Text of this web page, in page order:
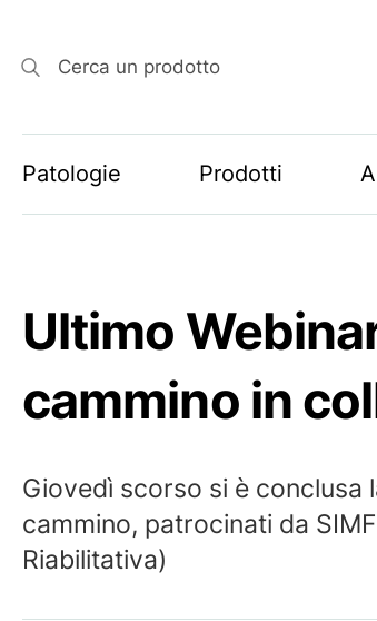
Cerca un prodotto
Patologie Prodotti
Ultimo
cammino in
Giovedì scorso si è
cammino, patrocinati da
Riabilitativa)